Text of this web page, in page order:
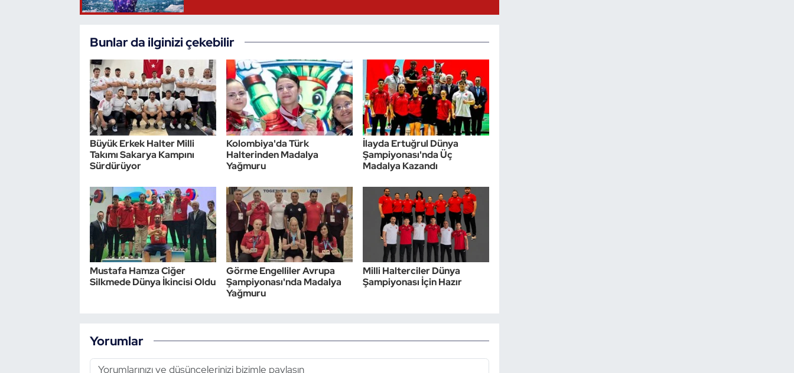
Bunlar da ilginizi çekebilir
Büyük Erkek Halter Milli
Takımı Sakarya Kampını
Sürdürüyor
Kolombiya'da Türk
Halterinden Madalya
Yağmuru
İlayda Ertuğrul Dünya
Şampiyonası'nda Üç
Madalya Kazandı
Mustafa Hamza Ciğer
Silkmede Dünya İkincisi Oldu
Görme Engelliler Avrupa
Şampiyonası'nda Madalya
Yağmuru
Milli Halterciler Dünya
Şampiyonası İçin Hazır
Yorumlar